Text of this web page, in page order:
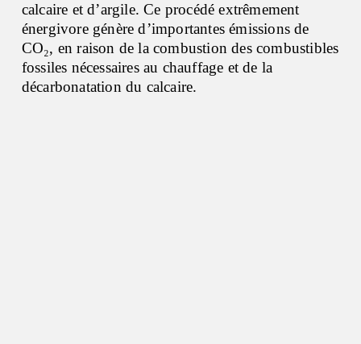
calcaire et d’argile. Ce procédé extrêmement
énergivore génère d’importantes émissions de
CO₂, en raison de la combustion des combustibles
fossiles nécessaires au chauffage et de la
décarbonatation du calcaire.